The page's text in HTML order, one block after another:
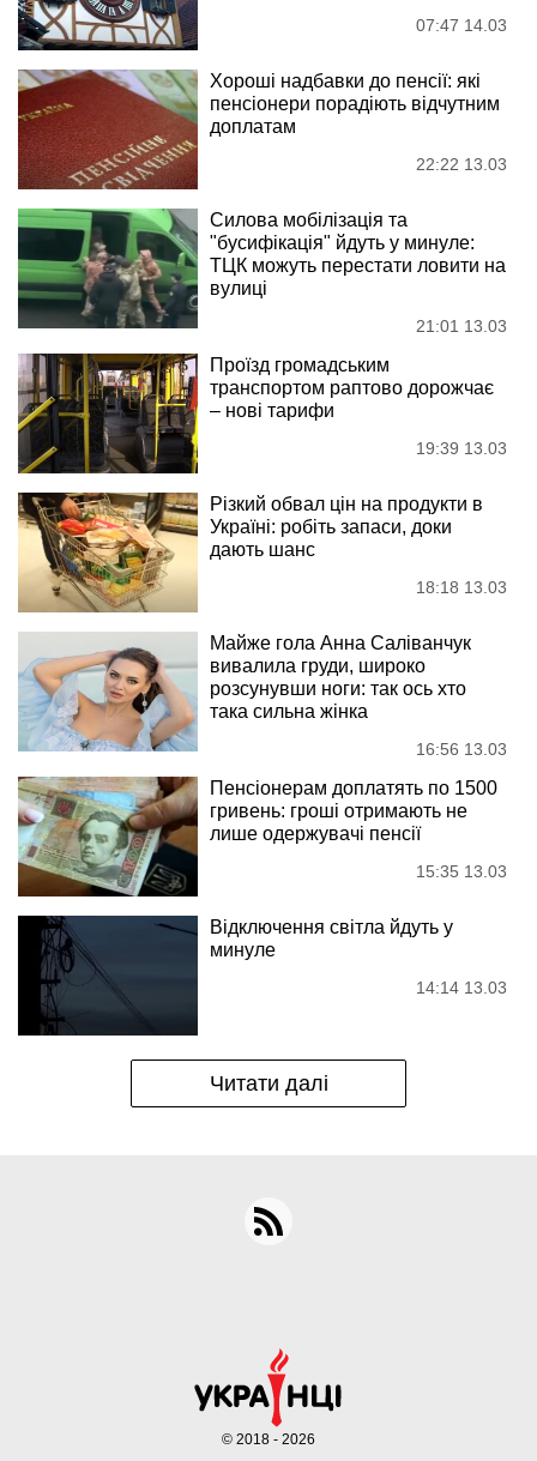
07:47 14.03
Хороші надбавки до пенсії: які
пенсіонери порадіють відчутним
доплатам
22:22 13.03
Силова мобілізація та
"бусифікація" йдуть у минуле:
ТЦК можуть перестати ловити на
вулиці
21:01 13.03
Проїзд громадським
транспортом раптово дорожчає
– нові тарифи
19:39 13.03
Різкий обвал цін на продукти в
Україні: робіть запаси, доки
дають шанс
18:18 13.03
Майже гола Анна Саліванчук
вивалила груди, широко
розсунувши ноги: так ось хто
така сильна жінка
16:56 13.03
Пенсіонерам доплатять по 1500
гривень: гроші отримають не
лише одержувачі пенсії
15:35 13.03
Відключення світла йдуть у
минуле
14:14 13.03
Читати далі
© 2018 - 2026